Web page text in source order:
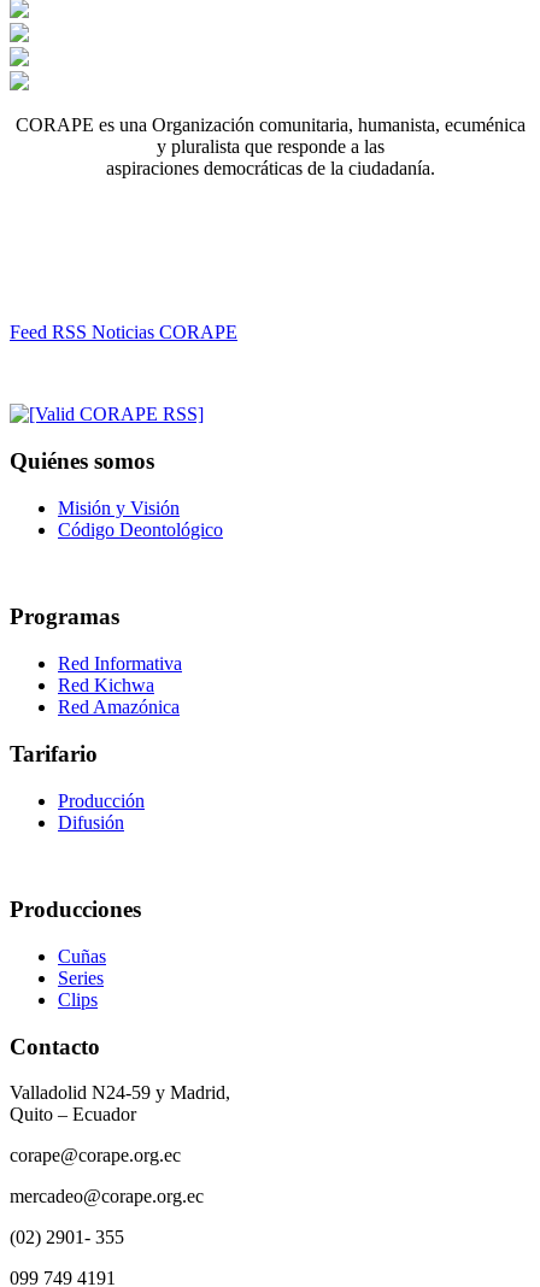
CORAPE es una Organización comunitaria, humanista, ecuménica
y pluralista que responde a las
aspiraciones democráticas de la ciudadanía.
Feed RSS Noticias CORAPE
Quiénes somos
Misión y Visión
Código Deontológico
Programas
Red Informativa
Red Kichwa
Red Amazónica
Tarifario
Producción
Difusión
Producciones
Cuñas
Series
Clips
Contacto
Valladolid N24-59 y Madrid,
Quito – Ecuador
corape@corape.org.ec
mercadeo@corape.org.ec
(02) 2901- 355
099 749 4191